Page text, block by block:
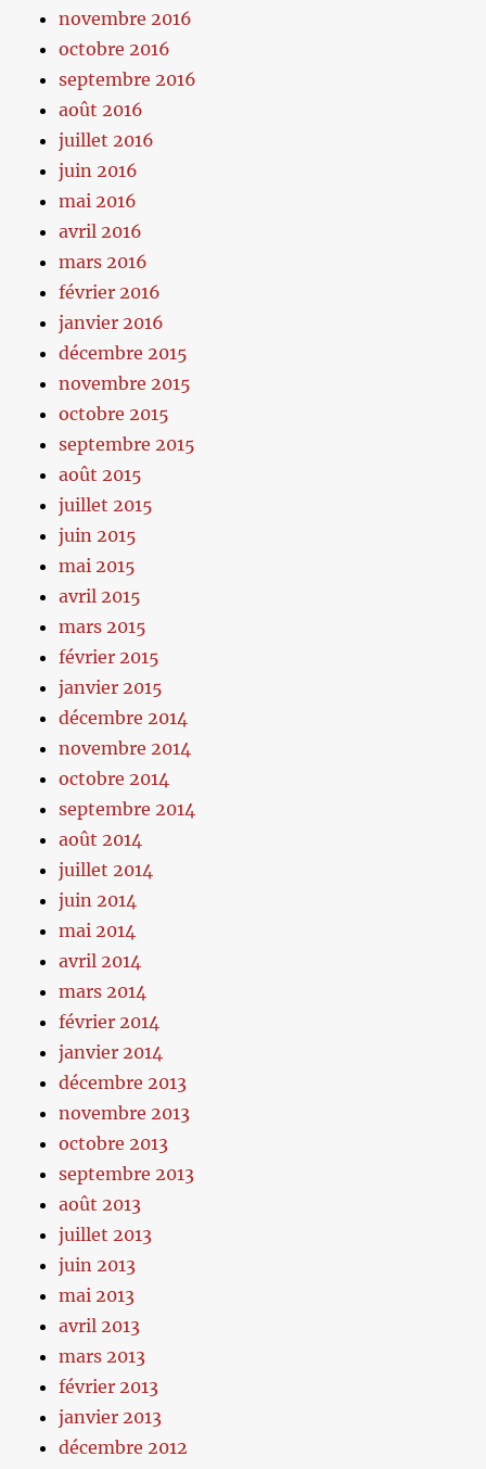
novembre 2016
octobre 2016
septembre 2016
août 2016
juillet 2016
juin 2016
mai 2016
avril 2016
mars 2016
février 2016
janvier 2016
décembre 2015
novembre 2015
octobre 2015
septembre 2015
août 2015
juillet 2015
juin 2015
mai 2015
avril 2015
mars 2015
février 2015
janvier 2015
décembre 2014
novembre 2014
octobre 2014
septembre 2014
août 2014
juillet 2014
juin 2014
mai 2014
avril 2014
mars 2014
février 2014
janvier 2014
décembre 2013
novembre 2013
octobre 2013
septembre 2013
août 2013
juillet 2013
juin 2013
mai 2013
avril 2013
mars 2013
février 2013
janvier 2013
décembre 2012